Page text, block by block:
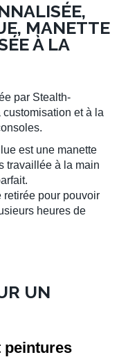
MANETTE
À LA
par Stealth-
et à la
est une manette
travaillée à la main
retirée pour pouvoir
heures de
UN
peintures